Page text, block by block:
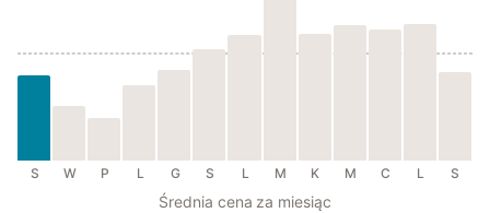
S W P L G S L M K M C L S
Średnia cena za miesiąc